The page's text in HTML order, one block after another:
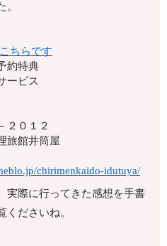
。
ちらです
約特典
ービス
２０１２
旅館井筒屋
chirimenkaido-idutuya/
実際に行ってきた感想を手書
くださいね。